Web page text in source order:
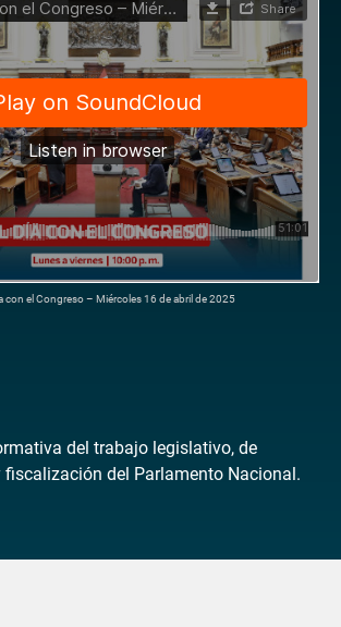
con el Congreso – Miércoles 16 de abril de 2025
del trabajo legislativo, de
fiscalización del Parlamento Nacional.